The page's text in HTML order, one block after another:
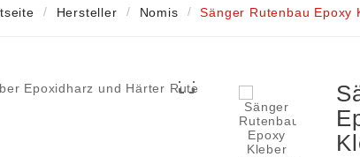
Hersteller Nomis Sänger Rutenbau Epoxy
